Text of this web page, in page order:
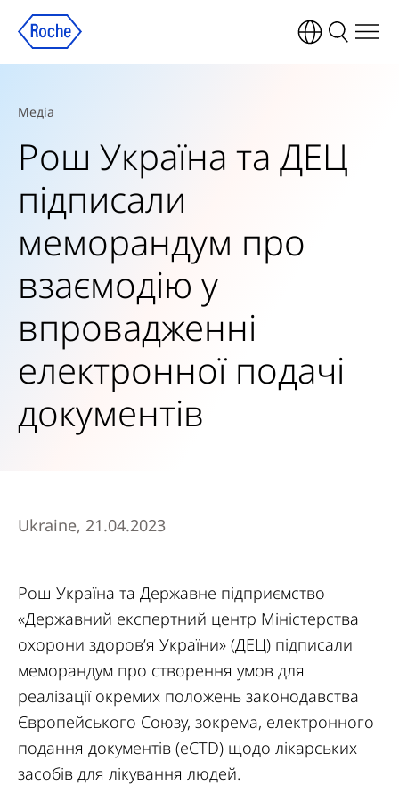
Медіа
Рош Україна та ДЕЦ
підписали
меморандум про
взаємодію у
впровадженні
електронної подачі
документів
Ukraine, 21.04.2023
Рош Україна та Державне підприємство
«Державний експертний центр Міністерства
охорони здоров’я України» (ДЕЦ) підписали
меморандум про створення умов для
реалізації окремих положень законодавства
Європейського Союзу, зокрема, електронного
подання документів (eСТD) щодо лікарських
засобів для лікування людей.